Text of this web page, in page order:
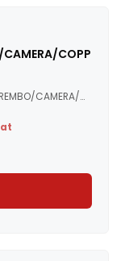
COPP
1.4 e-Hybrid VZ Performance/PANO/KUIP/BREMBO/CAMERA/COPPER